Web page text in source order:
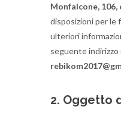
Monfalcone, 106,
disposizioni per le
ulteriori
seguente indirizzo
2. Oggetto